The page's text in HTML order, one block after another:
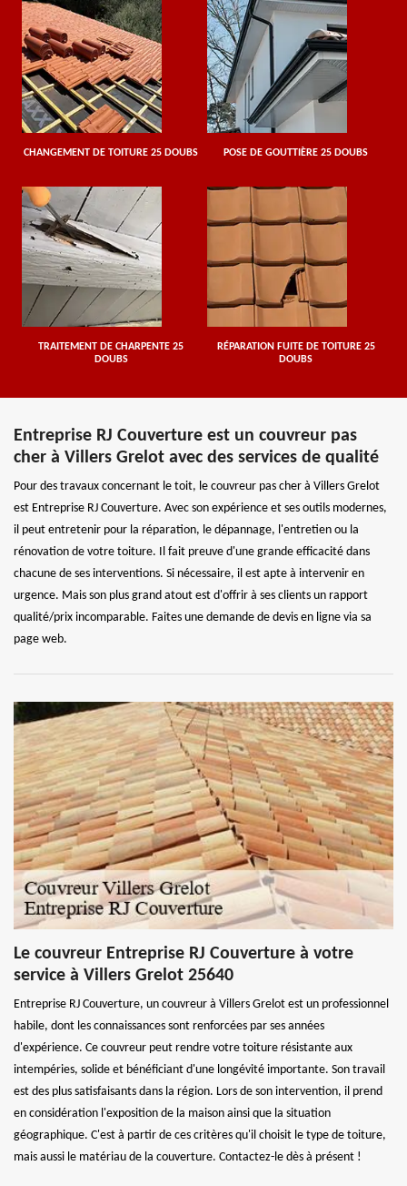
CHANGEMENT DE TOITURE 25 DOUBS POSE DE GOUTTIÈRE 25 DOUBS
TRAITEMENT DE CHARPENTE 25
DOUBS
RÉPARATION FUITE DE TOITURE 25
DOUBS
Entreprise RJ Couverture est un couvreur pas
cher à Villers Grelot avec des services de qualité
Pour des travaux concernant le toit, le couvreur pas cher à Villers Grelot
est Entreprise RJ Couverture. Avec son expérience et ses outils modernes,
il peut entretenir pour la réparation, le dépannage, l'entretien ou la
rénovation de votre toiture. Il fait preuve d'une grande efficacité dans
chacune de ses interventions. Si nécessaire, il est apte à intervenir en
urgence. Mais son plus grand atout est d'offrir à ses clients un rapport
qualité/prix incomparable. Faites une demande de devis en ligne via sa
page web.
Le couvreur Entreprise RJ Couverture à votre
service à Villers Grelot 25640
Entreprise RJ Couverture, un couvreur à Villers Grelot est un professionnel
habile, dont les connaissances sont renforcées par ses années
d'expérience. Ce couvreur peut rendre votre toiture résistante aux
intempéries, solide et bénéficiant d'une longévité importante. Son travail
est des plus satisfaisants dans la région. Lors de son intervention, il prend
en considération l'exposition de la maison ainsi que la situation
géographique. C'est à partir de ces critères qu'il choisit le type de toiture,
mais aussi le matériau de la couverture. Contactez-le dès à présent !